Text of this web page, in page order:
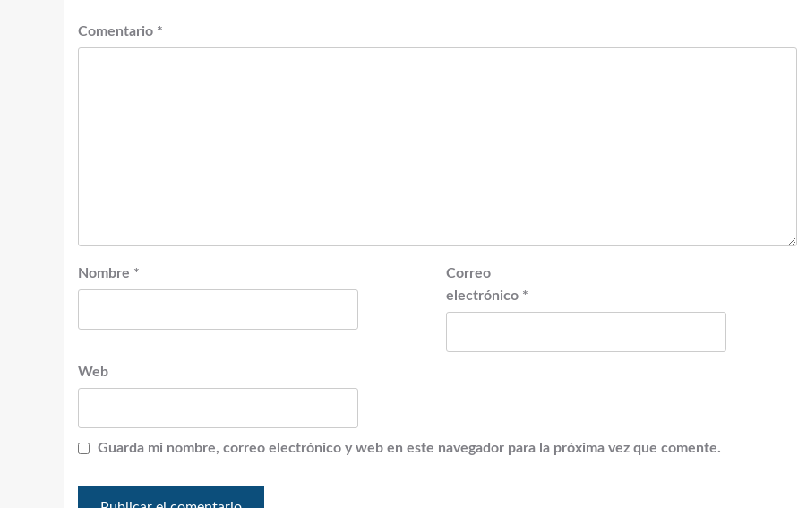
Comentario *
Nombre *
Correo
electrónico *
Web
Guarda mi nombre, correo electrónico y web en este navegador para la próxima vez que comente.